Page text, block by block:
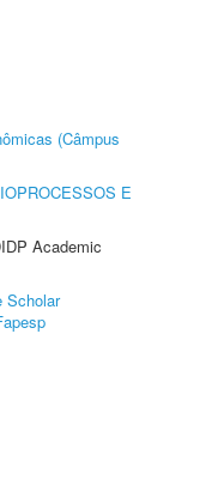
(Câmpus
E
Academic
Scholar